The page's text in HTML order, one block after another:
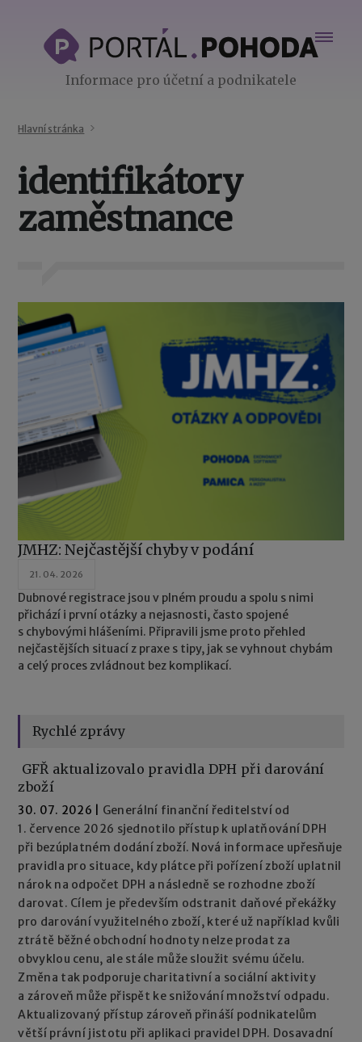
Informace pro účetní a podnikatele
Hlavní stránka
identifikátory
zaměstnance
JMHZ: Nejčastější chyby v podání
21. 04. 2026
Dubnové registrace jsou v plném proudu a spolu s nimi
přichází i první otázky a nejasnosti, často spojené
s chybovými hlášeními. Připravili jsme proto přehled
nejčastějších situací z praxe s tipy, jak se vyhnout chybám
a celý proces zvládnout bez komplikací.
Rychlé zprávy
GFŘ aktualizovalo pravidla DPH při darování
zboží
30. 07. 2026
Generální finanční ředitelství od
1. července 2026 sjednotilo přístup k uplatňování DPH
při bezúplatném dodání zboží. Nová informace upřesňuje
pravidla pro situace, kdy plátce při pořízení zboží uplatnil
nárok na odpočet DPH a následně se rozhodne zboží
darovat. Cílem je především odstranit daňové překážky
pro darování využitelného zboží, které už například kvůli
ztrátě běžné obchodní hodnoty nelze prodat za
obvyklou cenu, ale stále může sloužit svému účelu.
Změna tak podporuje charitativní a sociální aktivity
a zároveň může přispět ke snižování množství odpadu.
Aktualizovaný přístup zároveň přináší podnikatelům
větší právní jistotu při aplikaci pravidel DPH. Dosavadní